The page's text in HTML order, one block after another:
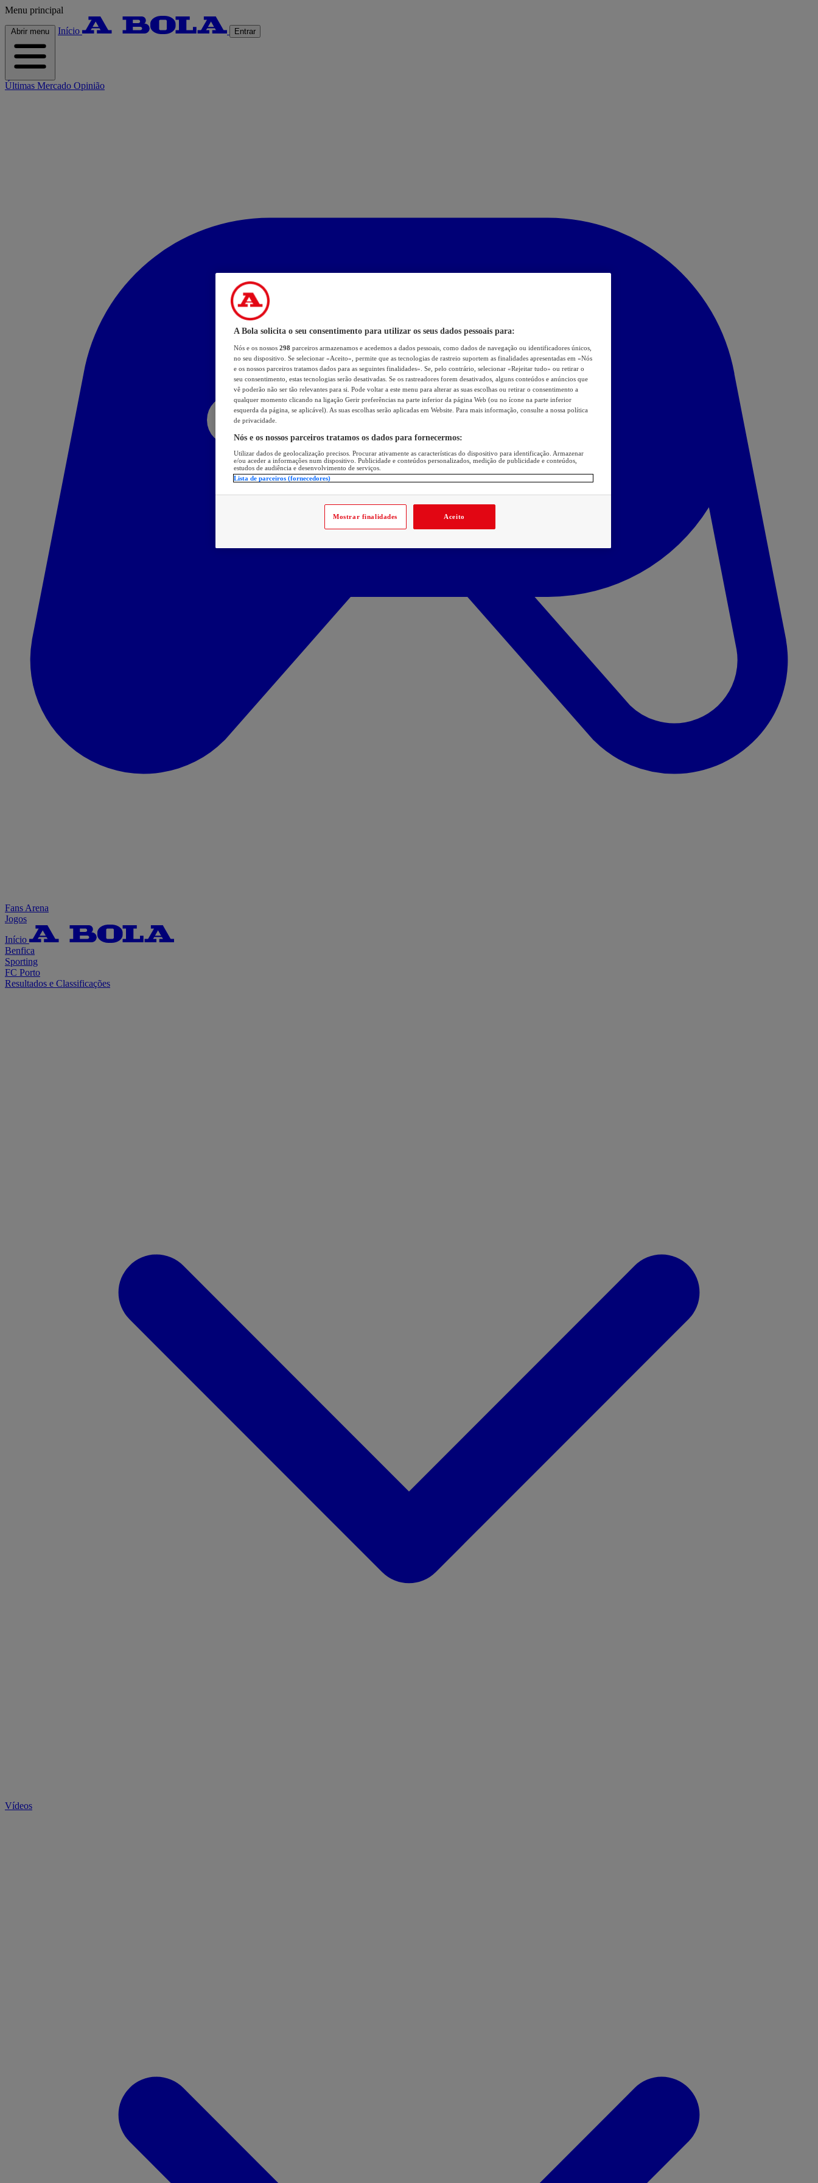
Menu principal
Abrir menu Início Entrar
Últimas Mercado Opinião
Fans Arena
Jogos
Início
Benfica
Sporting
FC Porto
Resultados e Classificações
Vídeos
A Bola solicita o seu consentimento para utilizar os seus dados pessoais para:
Nós e os nossos 298 parceiros armazenamos e acedemos a dados pessoais, como dados de navegação ou identificadores únicos,
no seu dispositivo. Se selecionar «Aceito», permite que as tecnologias de rastreio suportem as finalidades apresentadas em «Nós
e os nossos parceiros tratamos dados para as seguintes finalidades». Se, pelo contrário, selecionar «Rejeitar tudo» ou retirar o
seu consentimento, estas tecnologias serão desativadas. Se os rastreadores forem desativados, alguns conteúdos e anúncios que
vê poderão não ser tão relevantes para si. Pode voltar a este menu para alterar as suas escolhas ou retirar o consentimento a
qualquer momento clicando na ligação Gerir preferências na parte inferior da página Web (ou no ícone na parte inferior
esquerda da página, se aplicável). As suas escolhas serão aplicadas em Website. Para mais informação, consulte a nossa política
de privacidade.
Nós e os nossos parceiros tratamos os dados para fornecermos:
Utilizar dados de geolocalização precisos. Procurar ativamente as características do dispositivo para identificação. Armazenar
e/ou aceder a informações num dispositivo. Publicidade e conteúdos personalizados, medição de publicidade e conteúdos,
estudos de audiência e desenvolvimento de serviços.
Lista de parceiros (fornecedores)
Mostrar finalidades Aceito